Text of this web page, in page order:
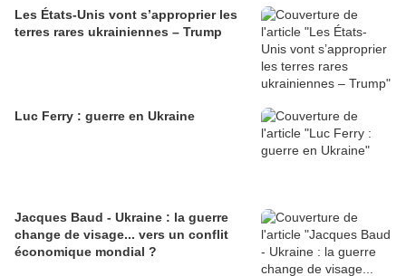
Les États-Unis vont s’approprier les
terres rares ukrainiennes – Trump
Luc Ferry : guerre en Ukraine
Jacques Baud - Ukraine : la guerre
change de visage... vers un conflit
économique mondial ?